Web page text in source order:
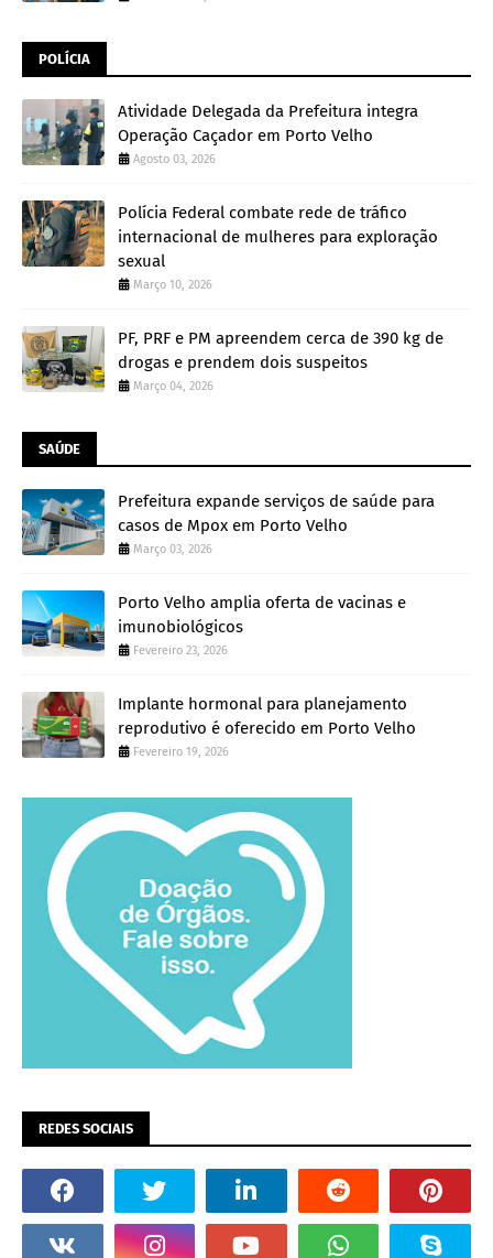
POLÍCIA
Atividade Delegada da Prefeitura integra
Operação Caçador em Porto Velho
Agosto 03, 2026
Polícia Federal combate rede de tráfico
internacional de mulheres para exploração
sexual
Março 10, 2026
PF, PRF e PM apreendem cerca de 390 kg de
drogas e prendem dois suspeitos
Março 04, 2026
SAÚDE
Prefeitura expande serviços de saúde para
casos de Mpox em Porto Velho
Março 03, 2026
Porto Velho amplia oferta de vacinas e
imunobiológicos
Fevereiro 23, 2026
Implante hormonal para planejamento
reprodutivo é oferecido em Porto Velho
Fevereiro 19, 2026
REDES SOCIAIS